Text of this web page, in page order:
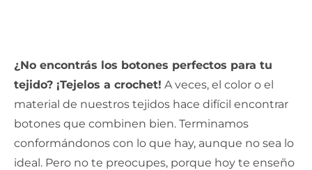
¿No encontrás los botones perfectos para tu
tejido? ¡Tejelos a crochet! A veces, el color o el
material de nuestros tejidos hace difícil encontrar
botones que combinen bien. Terminamos
conformándonos con lo que hay, aunque no sea lo
ideal. Pero no te preocupes, porque hoy te enseño